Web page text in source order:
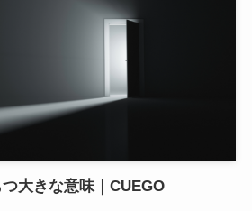
つ大きな意味｜CUEGO